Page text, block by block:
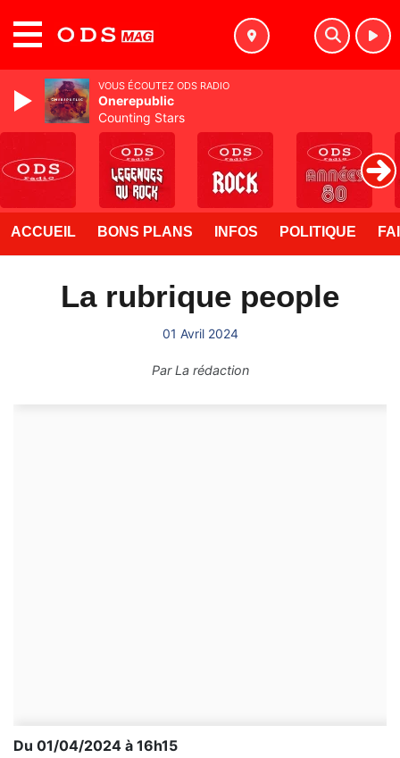
ACCUEIL BONS PLANS INFOS POLITIQUE
La rubrique people
01 Avril 2024
ParLa rédaction
Du 01/04/2024 à 16h15
VOUS ÉCOUTEZ ODS RADIO
Onerepublic
Counting Stars